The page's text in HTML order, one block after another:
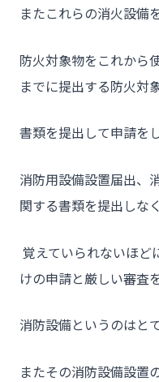
チーム★
- トウカイセツビに
- トウカイセツビが選
- 介護施設事業者様
- 工事業者様
- 施工事例
またこれらの消火設備
防火対象物をこれから
までに提出する防火対
書類を提出して申請を
消防用設備設置届出、
関する書類を提出しな
覚えていられないほど
けの申請と厳しい審査
消防設備というのはと
またその消防設備設置